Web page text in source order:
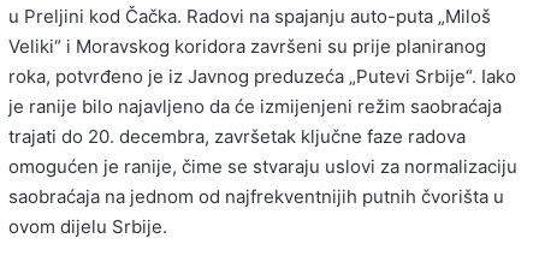
u Preljini kod Čačka. Radovi na spajanju auto-puta „Miloš
Veliki“ i Moravskog koridora završeni su prije planiranog
roka, potvrđeno je iz Javnog preduzeća „Putevi Srbije“. Iako
je ranije bilo najavljeno da će izmijenjeni režim saobraćaja
trajati do 20. decembra, završetak ključne faze radova
omogućen je ranije, čime se stvaraju uslovi za normalizaciju
saobraćaja na jednom od najfrekventnijih putnih čvorišta u
ovom dijelu Srbije.